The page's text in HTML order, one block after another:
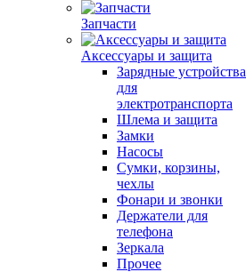
Запчасти
Аксессуары и защита
Зарядные устройства
для
электротранспорта
Шлема и защита
Замки
Насосы
Сумки, корзины,
чехлы
Фонари и звонки
Держатели для
телефона
Зеркала
Прочее